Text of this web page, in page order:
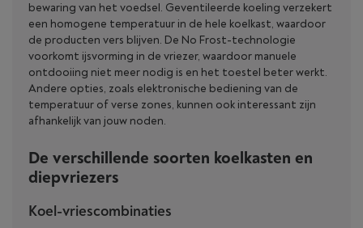
bewaring van het voedsel. Geventileerde koeling verzekert
een homogene temperatuur in de hele koelkast, waardoor
de producten vers blijven. De No Frost-technologie
voorkomt ijsvorming in de vriezer, waardoor manuele
ontdooiing niet meer nodig is en het toestel beter werkt.
Andere opties, zoals elektronische bediening van de
temperatuur of verse zones, kunnen ook interessant zijn
afhankelijk van jouw noden.
De verschillende soorten koelkasten en
diepvriezers
Koel-vriescombinaties